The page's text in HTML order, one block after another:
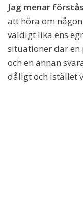
Jag menar
att höra om
väldigt lika ens
situationer där
och en annan
dåligt och istället